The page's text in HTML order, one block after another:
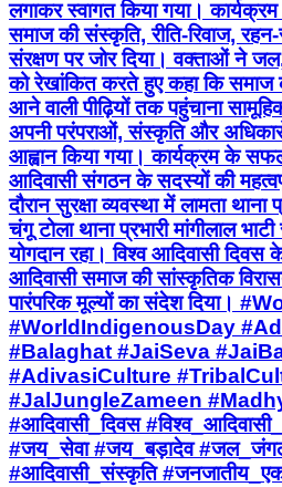
लगाकर स्वागत किया गया।
समाज की संस्कृति, रीति-रिवाज,
संरक्षण पर जोर दिया। वक्ताओं ने
को रेखांकित करते हुए कहा कि समाज
आने वाली पीढ़ियों तक पहुंचाना
अपनी परंपराओं, संस्कृति और
आह्वान किया गया। कार्यक्रम के
आदिवासी संगठन के सदस्यों की
दौरान सुरक्षा व्यवस्था में लामता
चंगू टोला थाना प्रभारी मांगीलाल
योगदान रहा। विश्व आदिवासी
आदिवासी समाज की सांस्कृतिक
पारंपरिक मूल्यों का संदेश दिया।
#WorldIndigenousDay
#Balaghat #JaiSeva
#AdivasiCulture
#JalJungleZameen
#आदिवासी_दिवस
#जय_सेवा #जय_बड़ादेव
#आदिवासी_संस्कृति